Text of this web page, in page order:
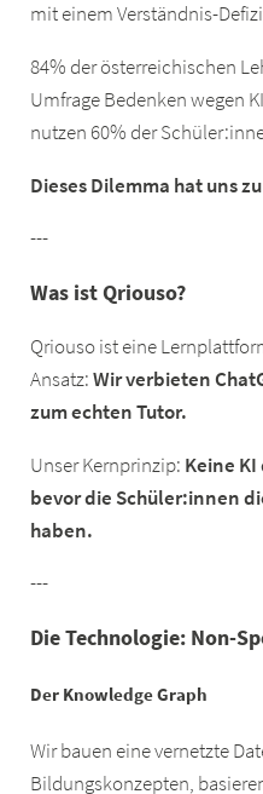
mit einem Verständnis-
84% der österreichischen
Umfrage Bedenken wegen
nutzen 60% der
Dieses Dilemma hat uns
---
Was ist Qriouso?
Qriouso ist eine
Ansatz:Wir verbieten
zum echten Tutor.
Unser Kernprinzip: Keine
bevor die Schüler:innen
haben.
---
Die Technologie: Non-
Der Knowledge Graph
Wir bauen eine vernetzte
Bildungskonzepten,